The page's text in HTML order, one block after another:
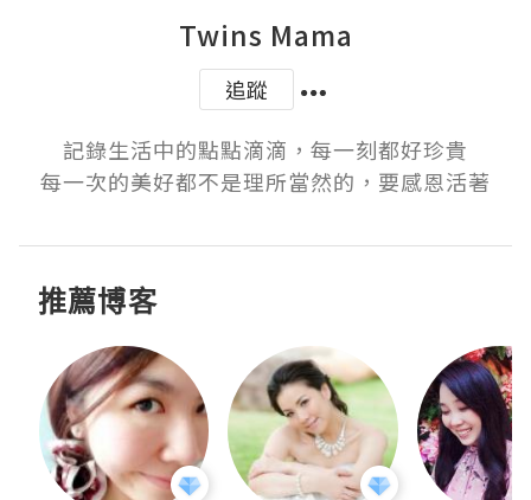
Twins Mama
追蹤
記錄生活中的點點滴滴，每一刻都好珍貴
每一次的美好都不是理所當然的，要感恩活著
推薦博客